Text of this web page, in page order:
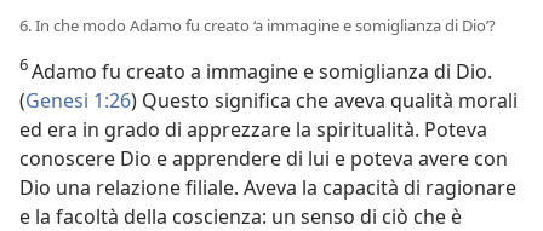
6. In che modo Adamo fu creato ‘a immagine e somiglianza di Dio’?
6Adamo fu creato a immagine e somiglianza di Dio.
(Genesi 1:26) Questo significa che aveva qualità morali
ed era in grado di apprezzare la spiritualità. Poteva
conoscere Dio e apprendere di lui e poteva avere con
Dio una relazione filiale. Aveva la capacità di ragionare
e la facoltà della coscienza: un senso di ciò che è